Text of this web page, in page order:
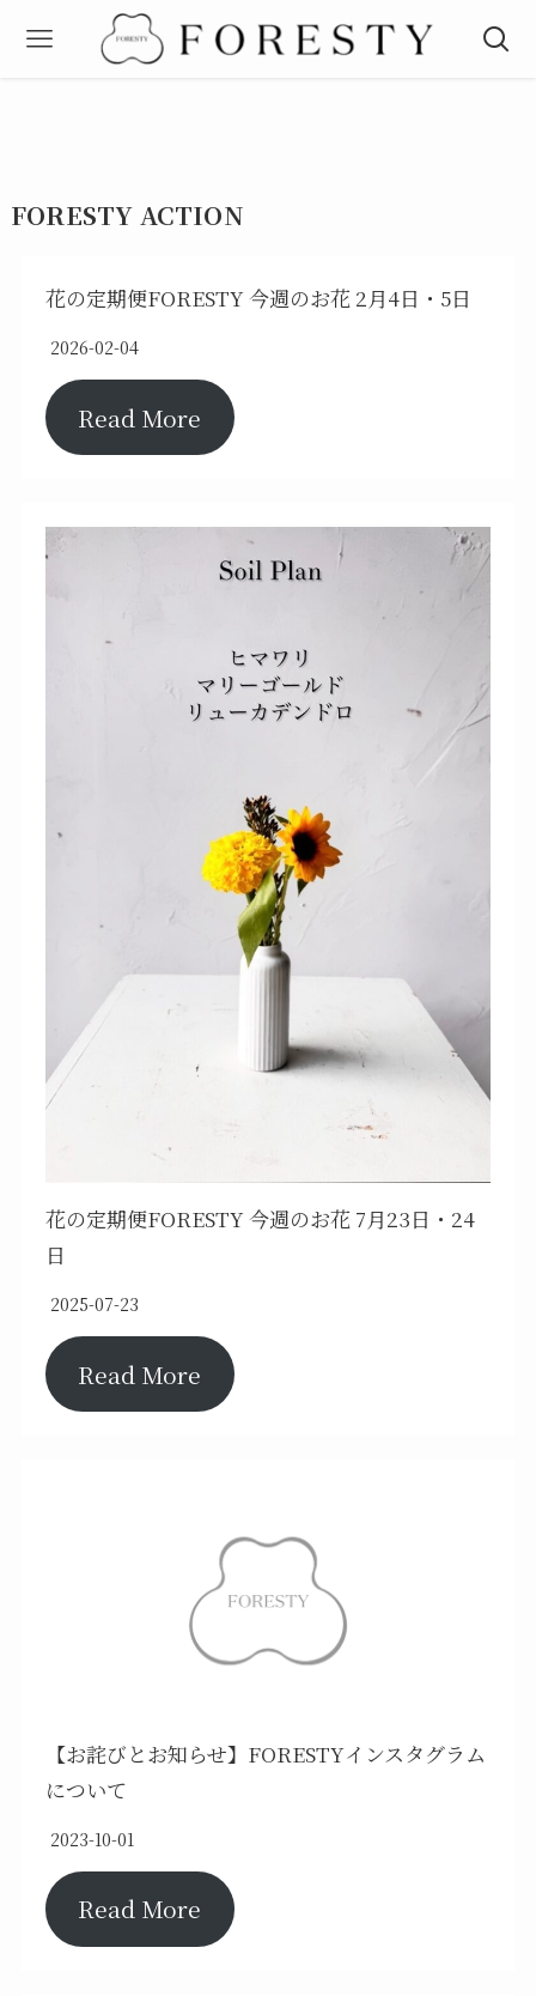
FORESTY ACTION
花の定期便FORESTY 今週のお花 2月4日・5日
2026-02-04
Read More
花の定期便FORESTY 今週のお花 7月23日・24
日
2025-07-23
Read More
【お詫びとお知らせ】FORESTYインスタグラム
について
2023-10-01
Read More